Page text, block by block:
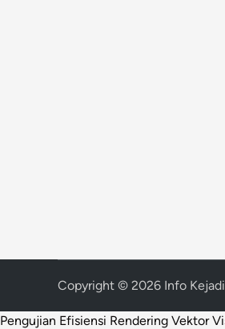
Copyright © 2026 Info
Pengujian Efisiensi Rendering Vektor